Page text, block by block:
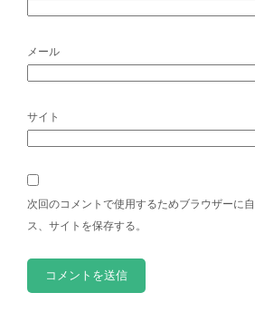
メール
サイト
次回のコメントで使用するためブラウザーに
ス、サイトを保存する。